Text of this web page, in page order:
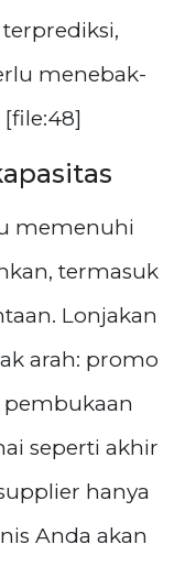
menebak-
memenuhi
termasuk
Lonjakan
arah: promo
seperti akhir
hanya
Anda akan